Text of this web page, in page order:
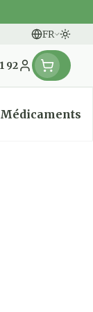
FR
Langues
92
Menu client
catégorie
menu
Médicaments
Afficher